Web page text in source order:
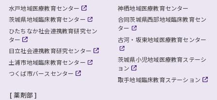
水戸地域医療教育センター
茨城県地域臨床教育センター
ひたちなか社会連携教育研究セン
ター
日立社会連携教育研究センター
土浦市地域臨床教育センター
つくば市バースセンター
神栖地域医療教育センター
合同茨城県西部地域臨床教育セン
ター
古河・坂東地域医療教育センター
茨城県小児地域医療教育ステーシ
ョン
取手地域臨床教育ステーション
薬剤部